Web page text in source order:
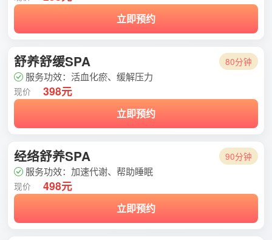
立即预约
舒养舒缓SPA 80分钟
服务功效：活血化瘀、缓解压力
现价 398元
立即预约
经络舒养SPA 90分钟
服务功效：加速代谢、帮助睡眠
现价 498元
立即预约